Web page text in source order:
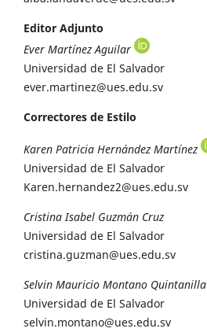
Editor Adjunto
Ever Martínez Aguilar
Universidad de El Salvador
ever.martinez@ues.edu.sv
Correctores de Estilo
Karen Patricia Hernández Martínez
Universidad de El Salvador
Karen.hernandez2@ues.edu.sv
Cristina Isabel Guzmán Cruz
Universidad de El Salvador
cristina.guzman@ues.edu.sv
Selvin Mauricio Montano Quintanilla
Universidad de El Salvador
selvin.montano@ues.edu.sv